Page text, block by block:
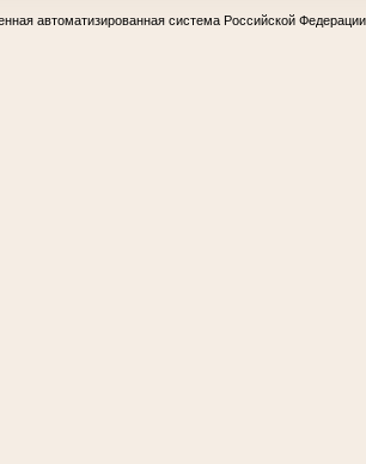
автоматизированная система Российской